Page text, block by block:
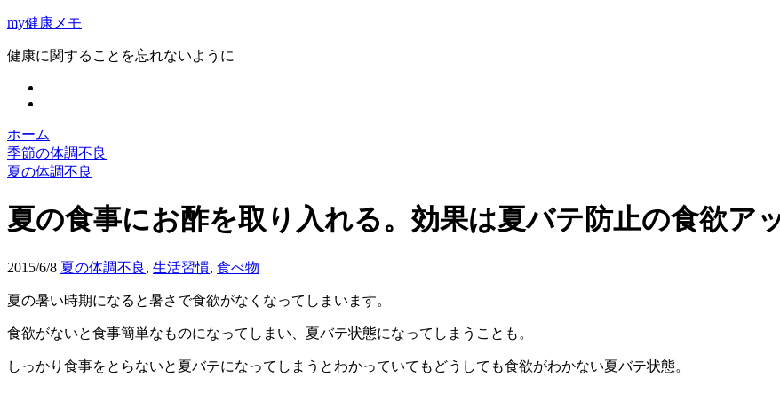
my健康メモ
健康に関することを忘れないように
ホーム
季節の体調不良
夏の体調不良
夏の食事にお酢を取り入れる。効果は夏バテ防止の食欲ア
2015/6/8 夏の体調不良 , 生活習慣, 食べ物
夏の暑い時期になると暑さで食欲がなくなってしまいます。
食欲がないと食事簡単なものになってしまい、夏バテ状態になってしまうことも。
しっかり食事をとらないと夏バテになってしまうとわかっていてもどうしても食欲がわかない夏バテ状態。